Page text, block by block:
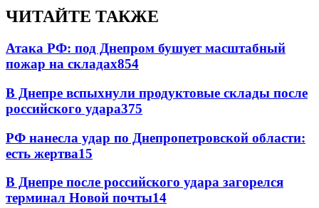
ЧИТАЙТЕ ТАКЖЕ
Атака РФ: под Днепром бушует масштабный
пожар на складах854
В Днепре вспыхнули продуктовые склады после
российского удара375
РФ нанесла удар по Днепропетровской области:
есть жертва15
В Днепре после российского удара загорелся
терминал Новой почты14